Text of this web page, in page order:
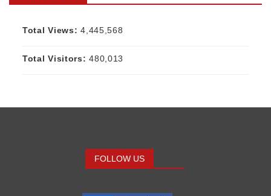
Total Views:4,445,568
Total Visitors:480,013
FOLLOW US